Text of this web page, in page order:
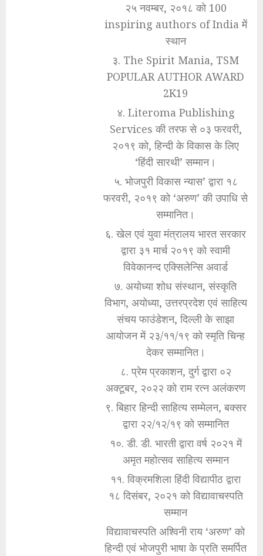
२५ नवम्बर, २०१८ को 100
inspiring authors of India में
स्थान
३. The Spirit Mania, TSM
POPULAR AUTHOR AWARD
2K19
४. Literoma Publishing
Services की तरफ से ०३ फरवरी,
२०१९ को, हिन्दी के विकास के लिए
‘हिंदी सारथी’ सम्मान।
५. भोजपुरी विकास न्यास’ द्वारा १८
फरवरी, २०१९ को ‘अरुण’ की उपाधि से
सम्मानित।
६. खेल एवं युवा मंत्रालय भारत सरकार
द्वारा ३१ मार्च २०१९ को स्वामी
विवेकानन्द एक्सिलेन्सि अवार्ड
७. अयोध्या शोध संस्थान, संस्कृति
विभाग, अयोध्या, उत्तरप्रदेश एवं साहित्य
संचय फाउंडेशन, दिल्ली के साझा
आयोजन में २३/११/१९ को स्मृति चिन्ह
देकर सम्मानित।
८. प्रेम प्रकाशन, दुर्ग द्वारा ०२
अक्टूबर, २०२२ को राम रत्न अलंकरण
९. बिहार हिन्दी साहित्य सम्मेलन, बक्सर
द्वारा २२/१२/१९ को सम्मानित
१०. डी. डी. भारती द्वारा वर्ष २०२१ में
अमृत महोत्सव साहित्य सम्मान
११. विक्रमशिला हिंदी विद्यापीठ द्वारा
१८ दिसंबर, २०२१ को विद्यावाचस्पति
सम्मान
विद्यावाचस्पति अश्विनी राय ‘अरुण’ को
हिन्दी एवं भोजपुरी भाषा के प्रति समर्पित